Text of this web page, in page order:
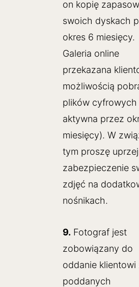
on kopię
swoich dyskach
okres 6 miesięcy.
Galeria online
przekazana
możliwością
plików cyfrowych
aktywna przez
miesięcy). W
tym proszę
zabezpieczenie
zdjęć na
nośnikach.
9. Fotograf jest
zobowiązany do
oddanie klientowi
poddanych